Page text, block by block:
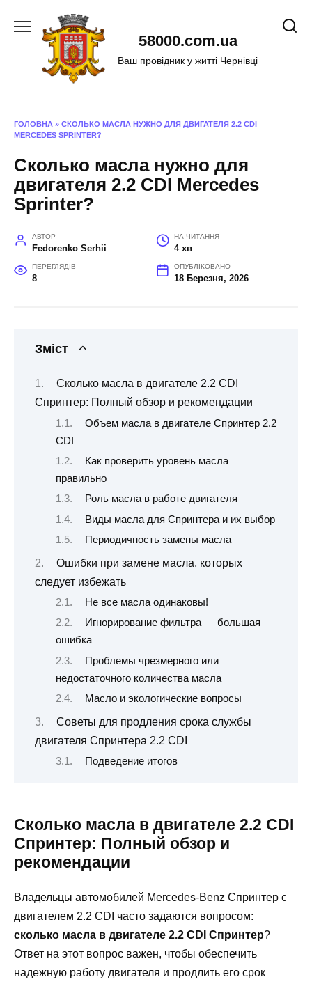
58000.com.ua
Ваш провідник у житті Чернівці
ГОЛОВНА » СКОЛЬКО МАСЛА НУЖНО ДЛЯ ДВИГАТЕЛЯ 2.2 CDI
MERCEDES SPRINTER?
Сколько масла нужно для
двигателя 2.2 CDI Mercedes
Sprinter?
АВТОР
Fedorenko Serhii
НА ЧИТАННЯ
4 хв
ПЕРЕГЛЯДІВ
8
ОПУБЛІКОВАНО
18 Березня, 2026
Зміст
Сколько масла в двигателе 2.2 CDI
Спринтер: Полный обзор и рекомендации
Объем масла в двигателе Спринтер 2.2
CDI
Как проверить уровень масла
правильно
Роль масла в работе двигателя
Виды масла для Спринтера и их выбор
Периодичность замены масла
Ошибки при замене масла, которых
следует избежать
Не все масла одинаковы!
Игнорирование фильтра — большая
ошибка
Проблемы чрезмерного или
недостаточного количества масла
Масло и экологические вопросы
Советы для продления срока службы
двигателя Спринтера 2.2 CDI
Подведение итогов
Сколько масла в двигателе 2.2 CDI
Спринтер: Полный обзор и
рекомендации
Владельцы автомобилей Mercedes-Benz Спринтер с
двигателем 2.2 CDI часто задаются вопросом:
сколько масла в двигателе 2.2 CDI Спринтер?
Ответ на этот вопрос важен, чтобы обеспечить
надежную работу двигателя и продлить его срок